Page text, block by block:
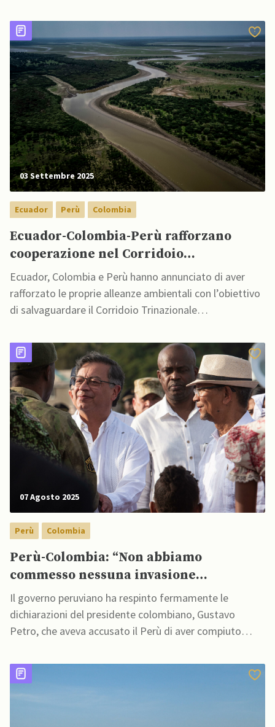
03 Settembre 2025
Ecuador Perù Colombia
Ecuador-Colombia-Perù rafforzano
cooperazione nel Corridoio
Trinazionale dell’Amazzonia
Ecuador, Colombia e Perù hanno annunciato di aver
rafforzato le proprie alleanze ambientali con l’obiettivo
di salvaguardare il Corridoio Trinazionale
07 Agosto 2025
Perù Colombia
Perù-Colombia: “Non abbiamo
commesso nessuna invasione
territoriale a Santa Rosa”
Il governo peruviano ha respinto fermamente le
dichiarazioni del presidente colombiano, Gustavo
Petro, che aveva accusato il Perù di aver compiuto
distretto di Santa Rosa